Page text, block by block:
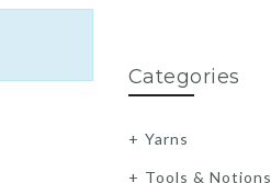
Categories
Yarns
Tools & Notions